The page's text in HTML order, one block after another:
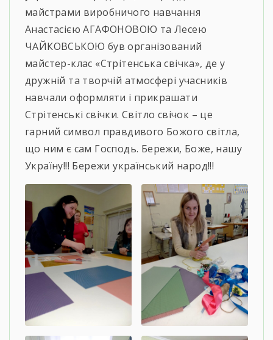
майстрами виробничого навчання
Анастасією АГАФОНОВОЮ та Лесею
ЧАЙКОВСЬКОЮ був організований
майстер-клас «Стрітенська свічка», де у
дружній та творчій атмосфері учасників
навчали оформляти і прикрашати
Стрітенські свічки. Світло свічок – це
гарний символ правдивого Божого світла,
що ним є сам Господь. Бережи, Боже, нашу
Україну!!! Бережи український народ!!!